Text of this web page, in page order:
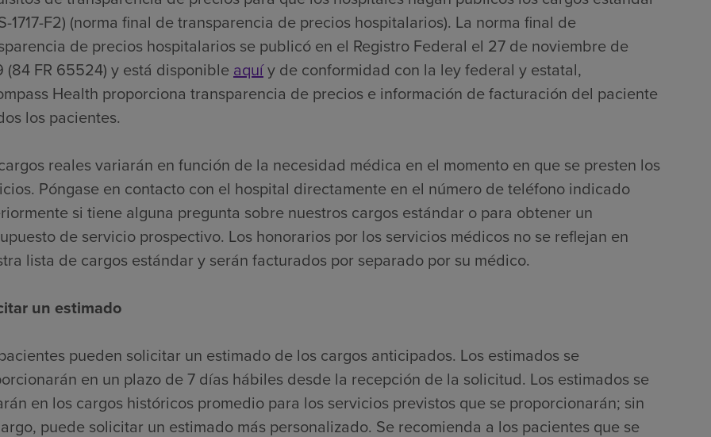
1717-F2) (norma final de transparencia de precios hospitalarios). La norma final de
de precios hospitalarios se publicó en el Registro Federal el 27 de noviembre de
(84 FR 65524) y está disponible aquíy de conformidad con la ley federal y estatal,
Health proporciona transparencia de precios e información de facturación del paciente
los pacientes.
reales variarán en función de la necesidad médica en el momento en que se presten los
Póngase en contacto con el hospital directamente en el número de teléfono indicado
si tiene alguna pregunta sobre nuestros cargos estándar o para obtener un
de servicio prospectivo. Los honorarios por los servicios médicos no se reflejan en
lista de cargos estándar y serán facturados por separado por su médico.
un estimado
pueden solicitar un estimado de los cargos anticipados. Los estimados se
en un plazo de 7 días hábiles desde la recepción de la solicitud. Los estimados se
en los cargos históricos promedio para los servicios previstos que se proporcionarán; sin
puede solicitar un estimado más personalizado. Se recomienda a los pacientes que se